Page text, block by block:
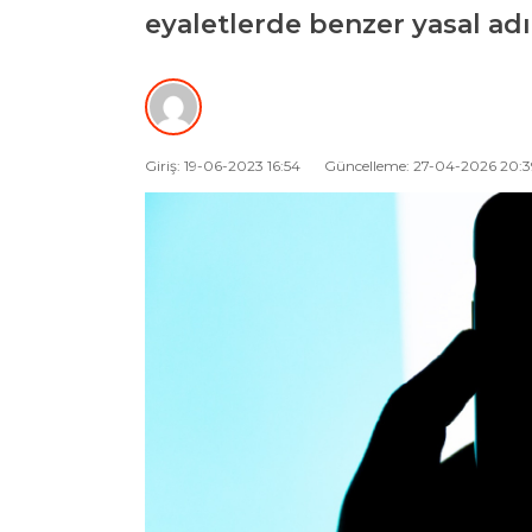
eyaletlerde benzer yasal
Giriş: 19-06-2023 16:54 Güncelleme: 27-04-2026